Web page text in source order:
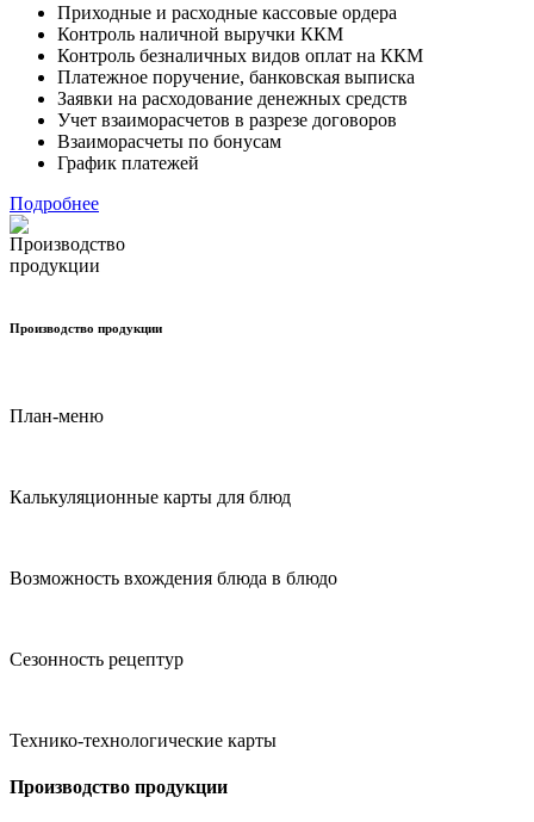
Приходные и расходные кассовые ордера
Контроль наличной выручки ККМ
Контроль безналичных видов оплат на ККМ
Платежное поручение, банковская выписка
Заявки на расходование денежных средств
Учет взаиморасчетов в разрезе договоров
Взаиморасчеты по бонусам
График платежей
Подробнее
Производство продукции
План-меню
Калькуляционные карты для блюд
Возможность вхождения блюда в блюдо
Сезонность рецептур
Технико-технологические карты
Производство продукции